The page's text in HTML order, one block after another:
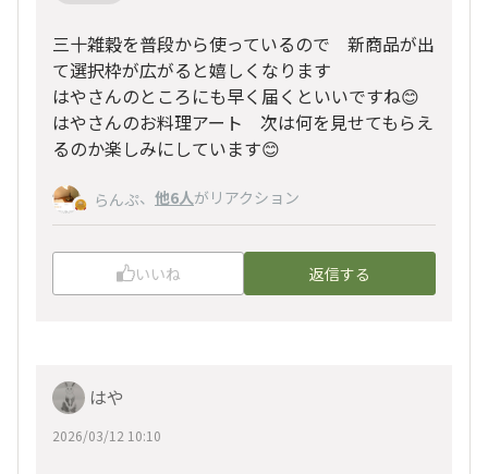
三十雑穀を普段から使っているので 新商品が出
て選択枠が広がると嬉しくなります
はやさんのところにも早く届くといいですね😊
はやさんのお料理アート 次は何を見せてもらえ
るのか楽しみにしています😊
らんぷ、 他6人がリアクション
いいね 返信する
はや
2026/03/12 10:10